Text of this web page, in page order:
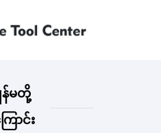
န်မတို့
ောင်း